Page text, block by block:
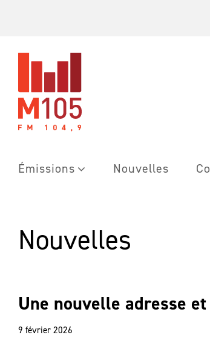
Émissions Nouvelles
Nouvelles
Une nouvelle adresse
9 février 2026